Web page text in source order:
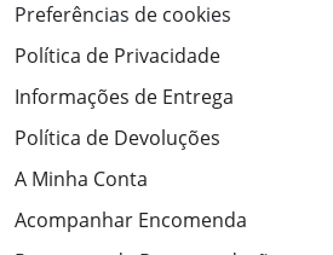
Preferências de cookies
Política de Privacidade
Informações de Entrega
Política de Devoluções
A Minha Conta
Acompanhar Encomenda